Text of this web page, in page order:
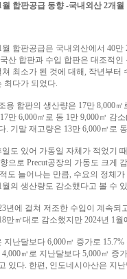
월 합판공급 동향 -국내외산 2개
월 합판공급은 국내외산에서 40
산 합판과 수입 합판은 대조적
최소가 된 것에 대해, 작년부터
최다가 되었다.
용 합판의 생산량은 17만 8,000
만 6,000㎥로 동 1만 9,000㎥ 감
. 기말 재고량은 13만 6,000㎥로
일도 있어 가동일 자체가 적었기
으로 Precut공장의 가동도 크게
도 늘어나는 만큼, 수요의 정체
의 생산량도 감소했다고 볼 수
년에 걸쳐 저조한 수입이 계속
만㎥대로 감소했지만 2024년 1
지난달보다 6,000㎥ 증가로
㎥로 지난달보다 5,000㎥ 증
있다. 한편, 인도네시아산은 지